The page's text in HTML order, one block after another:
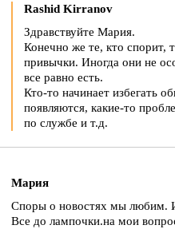
Rashid Kirranov
Здравствуйте Мария.
Конечно же те, кто спорит,
привычки. Иногда они не
все равно есть.
Кто-то начинает избегать
появляются, какие-то
по службе и т.д.
Мария
Споры о новостях мы любим.
Все до лампочки.на мои